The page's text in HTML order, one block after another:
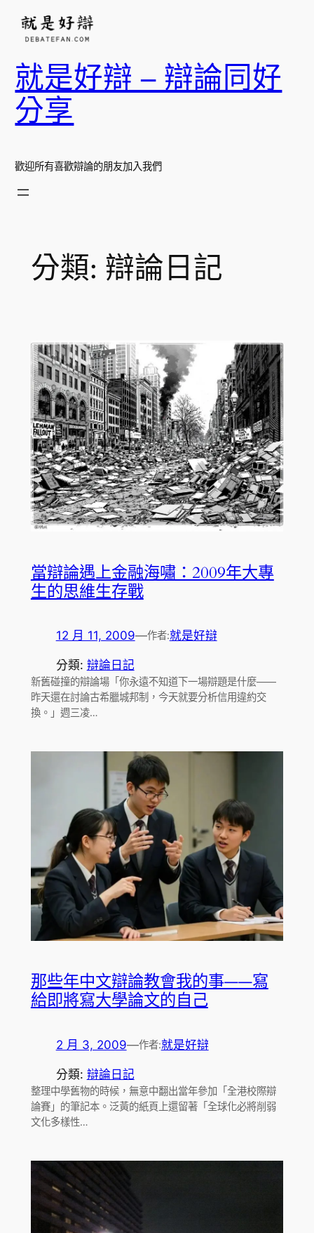
要
內
容
就是好辯 – 辯論同好
分享
歡迎所有喜歡辯論的朋友加入我們
分類: 辯論日記
當辯論遇上金融海嘯：2009年大專
生的思維生存戰
12 月 11, 2009—作者:就是好辯
分類: 辯論日記
新舊碰撞的辯論場「你永遠不知道下一場辯題是什麼——
昨天還在討論古希臘城邦制，今天就要分析信用違約交
換。」週三凌…
那些年中文辯論教會我的事——寫
給即將寫大學論文的自己
2 月 3, 2009—作者:就是好辯
分類: 辯論日記
整理中學舊物的時候，無意中翻出當年參加「全港校際辯
論賽」的筆記本。泛黃的紙頁上還留著「全球化必將削弱
文化多樣性…